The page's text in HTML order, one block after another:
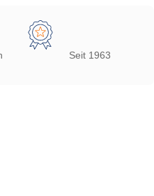
Seit 1963